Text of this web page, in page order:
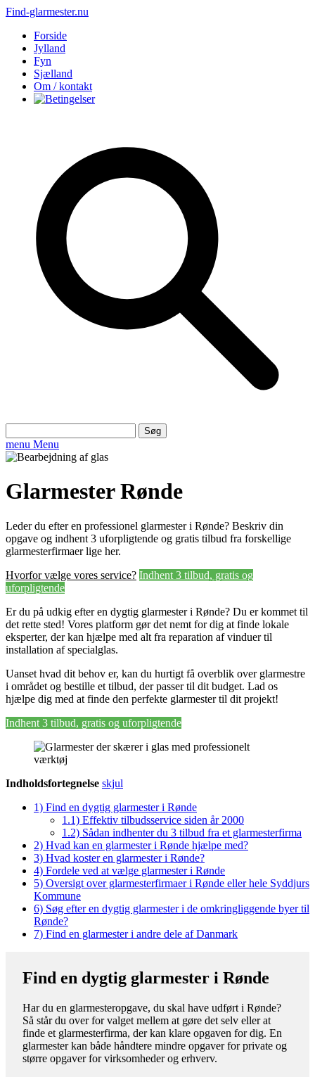
Find-glarmester.nu
Forside
Jylland
Fyn
Sjælland
Om / kontakt
efter:
menu Menu
Glarmester Rønde
Leder du efter en professionel glarmester i Rønde? Beskriv din
opgave og indhent 3 uforpligtende og gratis tilbud fra forskellige
glarmesterfirmaer lige her.
Hvorfor vælge vores service? Indhent 3 tilbud, gratis og
uforpligtende
Er du på udkig efter en dygtig glarmester i Rønde? Du er kommet til
det rette sted! Vores platform gør det nemt for dig at finde lokale
eksperter, der kan hjælpe med alt fra reparation af vinduer til
installation af specialglas.
Uanset hvad dit behov er, kan du hurtigt få overblik over glarmestre
i området og bestille et tilbud, der passer til dit budget. Lad os
hjælpe dig med at finde den perfekte glarmester til dit projekt!
Indhent 3 tilbud, gratis og uforpligtende
Indholdsfortegnelse skjul
1) Find en dygtig glarmester i Rønde
1.1) Effektiv tilbudsservice siden år 2000
1.2) Sådan indhenter du 3 tilbud fra et glarmesterfirma
2) Hvad kan en glarmester i Rønde hjælpe med?
3) Hvad koster en glarmester i Rønde?
4) Fordele ved at vælge glarmester i Rønde
5) Oversigt over glarmesterfirmaer i Rønde eller hele Syddjurs
Kommune
6) Søg efter en dygtig glarmester i de omkringliggende byer til
Rønde?
7) Find en glarmester i andre dele af Danmark
Find en dygtig glarmester i Rønde
Har du en glarmesteropgave, du skal have udført i Rønde?
Så står du over for valget mellem at gøre det selv eller at
finde et glarmesterfirma, der kan klare opgaven for dig. En
glarmester kan både håndtere mindre opgaver for private og
større opgaver for virksomheder og erhverv.